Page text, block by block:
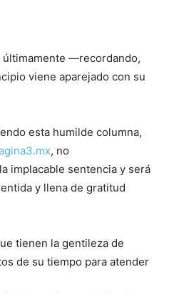
últimamente —recordando,
viene aparejado con su
esta humilde columna,
, no
implacable sentencia y será
y llena de gratitud
tienen la gentileza de
de su tiempo para atender